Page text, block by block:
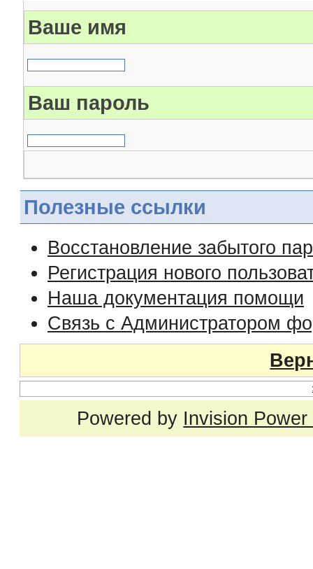
Ваше имя
Ваш пароль
Полезные ссылки
Восстановление забытого
Регистрация нового
Наша документация помощи
Связь с Администратором
Powered by Invision Power